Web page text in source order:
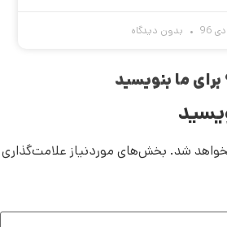
بدون دیدگاه
ما بنویسید
شد. بخش‌های موردنیاز علامت‌گذاری